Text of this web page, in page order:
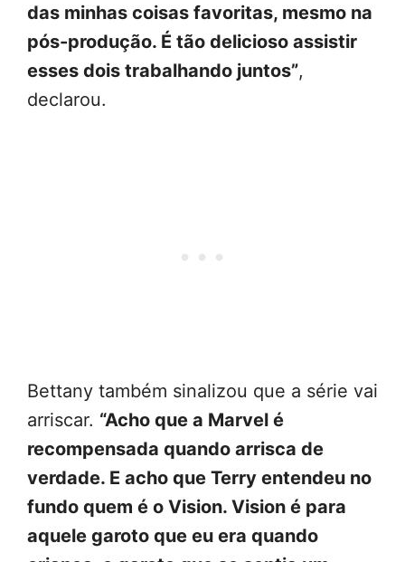
das minhas coisas favoritas, mesmo na
pós-produção. É tão delicioso assistir
esses dois trabalhando juntos”,
declarou.
Bettany também sinalizou que a série vai
arriscar. “Acho que a Marvel é
recompensada quando arrisca de
verdade. E acho que Terry entendeu no
fundo quem é o Vision. Vision é para
aquele garoto que eu era quando